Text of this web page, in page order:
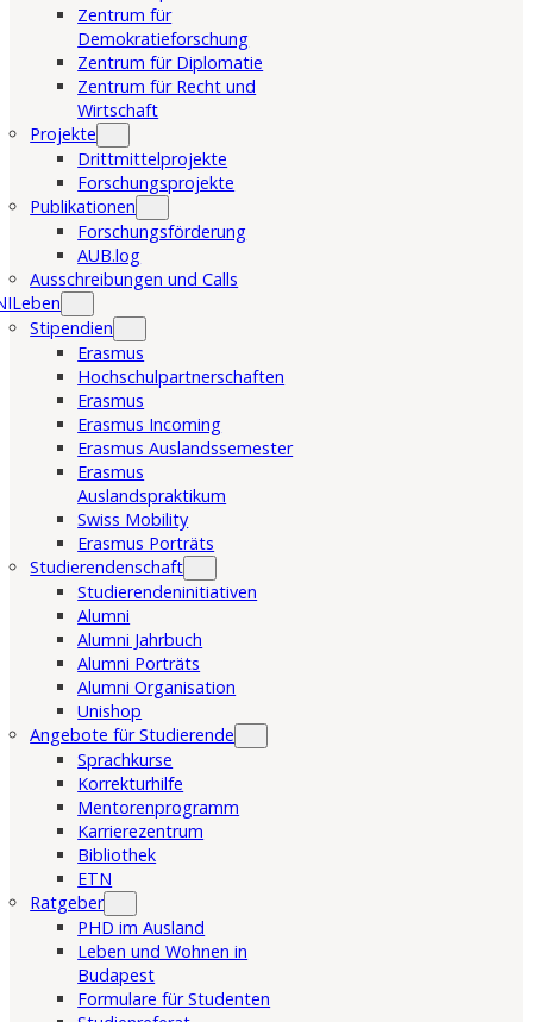
Zentrum für
Demokratieforschung
Zentrum für Diplomatie
Zentrum für Recht und
Wirtschaft
Projekte
Drittmittelprojekte
Forschungsprojekte
Publikationen
Forschungsförderung
AUB.log
Ausschreibungen und Calls
Stipendien
Erasmus
Hochschulpartnerschaften
Erasmus
Erasmus Incoming
Erasmus Auslandssemester
Erasmus
Auslandspraktikum
Swiss Mobility
Erasmus Porträts
Studierendenschaft
Studierendeninitiativen
Alumni
Alumni Jahrbuch
Alumni Porträts
Alumni Organisation
Unishop
Angebote für Studierende
Sprachkurse
Korrekturhilfe
Mentorenprogramm
Karrierezentrum
Bibliothek
ETN
Ratgeber
PHD im Ausland
Leben und Wohnen in
Budapest
Formulare für Studenten